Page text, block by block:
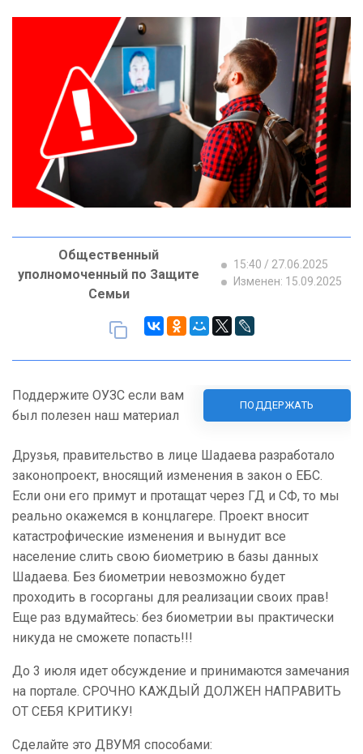
Общественный
уполномоченный по Защите
Семьи
15:40 / 27.06.2025
Изменен: 15.09.2025
Поддержите ОУЗС если вам
был полезен наш материал
ПОДДЕРЖАТЬ
Друзья, правительство в лице Шадаева разработало
законопроект, вносящий изменения в закон о ЕБС.
Если они его примут и протащат через ГД и СФ, то мы
реально окажемся в концлагере. Проект вносит
катастрофические изменения и вынудит все
население слить свою биометрию в базы данных
Шадаева. Без биометрии невозможно будет
проходить в госорганы для реализации своих прав!
Еще раз вдумайтесь: без биометрии вы практически
никуда не сможете попасть!!!
До 3 июля идет обсуждение и принимаются замечания
на портале. СРОЧНО КАЖДЫЙ ДОЛЖЕН НАПРАВИТЬ
ОТ СЕБЯ КРИТИКУ!
Сделайте это ДВУМЯ способами: